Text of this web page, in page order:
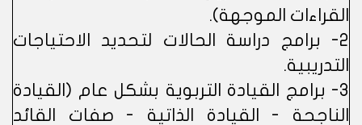
القراءات الموجهة).
2- برامج دراسة الحالات لتحديد الاحتياجات
التدريبية.
3- برامج القيادة التربوية بشكل عام (القيادة
الناجحة - القيادة الذاتية - صفات القائد